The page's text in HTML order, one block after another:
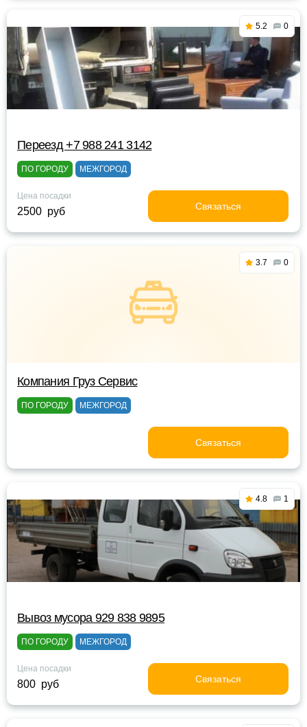
5.2 0
Переезд +7 988 241 3142
ПО ГОРОДУ МЕЖГОРОД
Цена посадки
2500 руб Связаться
3.7 0
Компания Груз Сервис
ПО ГОРОДУ МЕЖГОРОД
Связаться
4.8 1
Вывоз мусора 929 838 9895
ПО ГОРОДУ МЕЖГОРОД
Цена посадки
800 руб Связаться